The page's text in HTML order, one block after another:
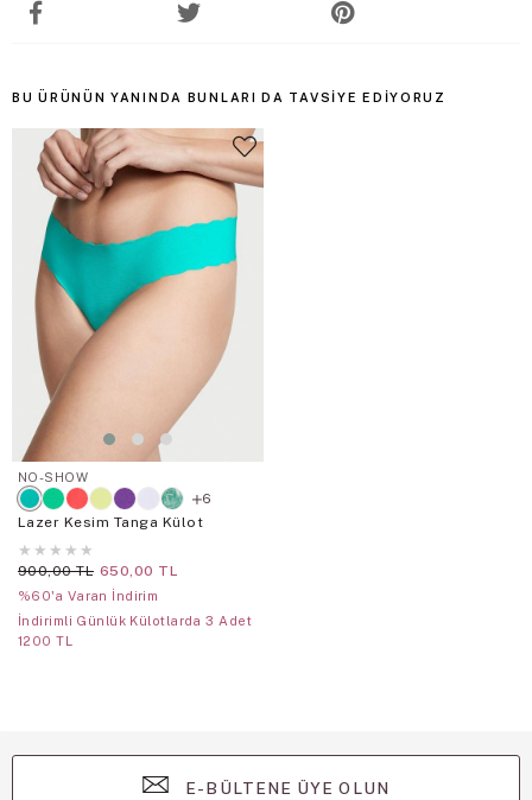
BU ÜRÜNÜN YANINDA BUNLARI DA TAVSIYE EDIYORUZ
NO-SHOW
6
Lazer Kesim Tanga Külot
★ ★ ★ ★ ★
900,00 TL 650,00 TL
%60'a Varan İndirim
İndirimli Günlük Külotlarda 3 Adet
1200 TL
E-BÜLTENE ÜYE OLUN